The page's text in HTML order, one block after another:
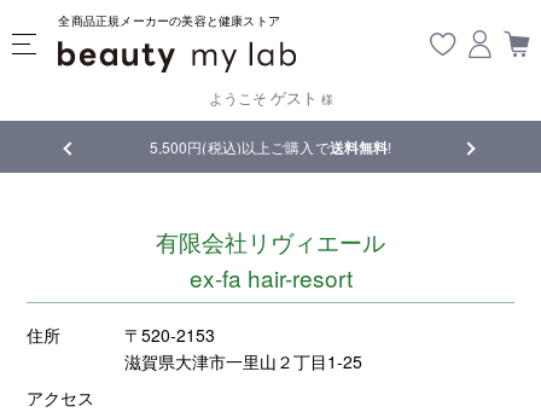
全商品正規メーカーの美容と健康ストア
ようこそ ゲスト 様
5,500円(税込)以上ご購入で送料無料! 【重要】
有限会社リヴィエール
ex-fa hair-resort
住所
〒520-2153
滋賀県大津市一里山２丁目1-25
アクセス